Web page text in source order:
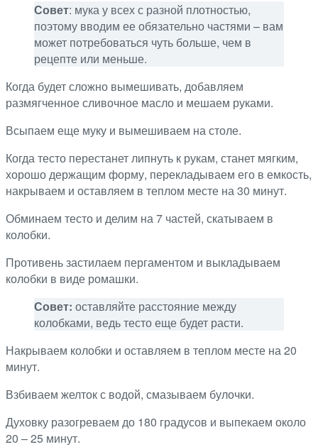
Совет: мука у всех с разной плотностью,
поэтому вводим ее обязательно частями – вам
может потребоваться чуть больше, чем в
рецепте или меньше.
Когда будет сложно вымешивать, добавляем
размягченное сливочное масло и мешаем руками.
Всыпаем еще муку и вымешиваем на столе.
Когда тесто перестанет липнуть к рукам, станет мягким,
хорошо держащим форму, перекладываем его в емкость,
накрываем и оставляем в теплом месте на 30 минут.
Обминаем тесто и делим на 7 частей, скатываем в
колобки.
Противень застилаем пергаментом и выкладываем
колобки в виде ромашки.
Совет: оставляйте расстояние между
колобками, ведь тесто еще будет расти.
Накрываем колобки и оставляем в теплом месте на 20
минут.
Взбиваем желток с водой, смазываем булочки.
Духовку разогреваем до 180 градусов и выпекаем около
20 – 25 минут.